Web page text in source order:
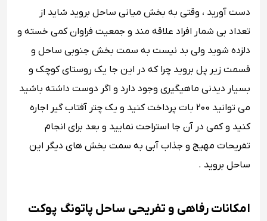
دست آورید ، وقتی به بخش میانی ساحل بروید شاید از
تعداد بی شمار افراد علاقه مند و جمعیت فراوان کمی خسته و
دلزده شوید ولی بد نیست به سمت بخش جنوبی ساحل و
قسمت زیر پل بروید چرا که در این جا یک روستای کوچک و
بسیار دیدنی ماهیگیری وجود دارد و اگر دوست داشته باشید
می توانید 200 بات پرداخت کنید و یک چتر آفتاب گیر اجاره
کنید و کمی در آن جا استراحت نمایید و بعد برای انجام
تفریحات مهیج و جذاب آبی به سمت بخش های دیگر این
ساحل بروید .
امکانات رفاهی و تفریحی ساحل پاتونگ پوکت